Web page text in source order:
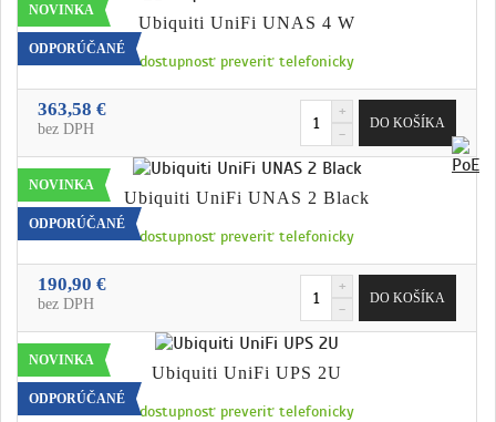
NOVINKA
ODPORÚČANÉ
Ubiquiti UniFi UNAS 4 W
dostupnosť preveriť telefonicky
363,58 €
bez DPH
NOVINKA
ODPORÚČANÉ
Ubiquiti UniFi UNAS 2 Black
dostupnosť preveriť telefonicky
190,90 €
bez DPH
NOVINKA
ODPORÚČANÉ
Ubiquiti UniFi UPS 2U
dostupnosť preveriť telefonicky